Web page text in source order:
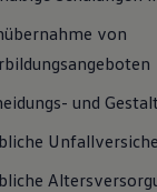
von
und